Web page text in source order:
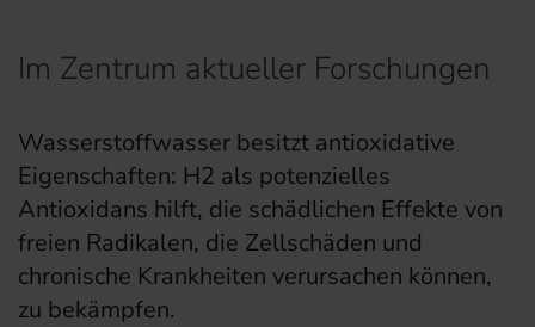
Im Zentrum aktueller Forschungen
Wasserstoffwasser besitzt antioxidative
Eigenschaften: H2 als potenzielles
Antioxidans hilft, die schädlichen Effekte von
freien Radikalen, die Zellschäden und
chronische Krankheiten verursachen können,
zu bekämpfen.